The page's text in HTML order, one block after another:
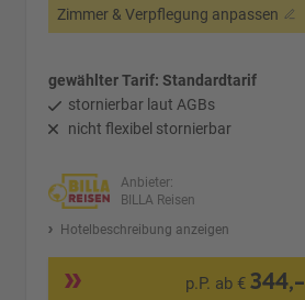
Zimmer & Verpflegung anpassen
gewählter Tarif: Standardtarif
stornierbar laut AGBs
nicht flexibel stornierbar
Anbieter:
BILLA Reisen
Hotelbeschreibung anzeigen
p.P. ab €344,-